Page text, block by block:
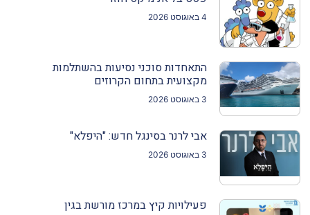
4 באוגוסט 2026
התאחדות סוכני נסיעות בהשתלמות
מקצועית בתחום הקרוזים
3 באוגוסט 2026
אבי לרנר בסינגל חדש: "היפלא"
3 באוגוסט 2026
פעילויות קיץ במרכז מורשת בגין